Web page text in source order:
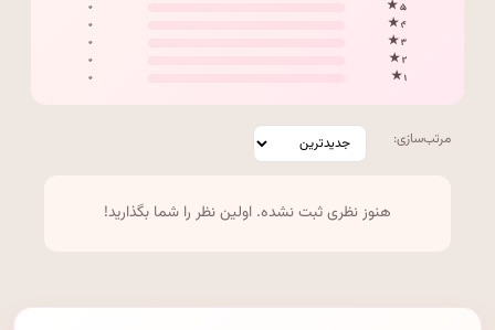
۵ ★
۰
۴ ★
۰
۳ ★
۰
۲ ★
۰
۱ ★
۰
مرتب‌سازی:
هنوز نظری ثبت نشده. اولین نظر را شما بگذارید!